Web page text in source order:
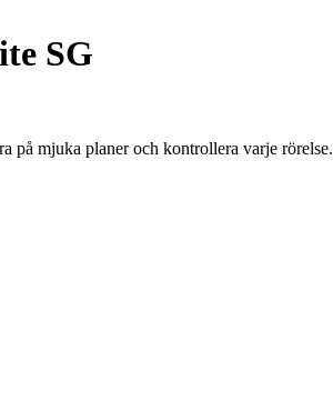
SG
på mjuka planer och kontrollera varje rörelse.